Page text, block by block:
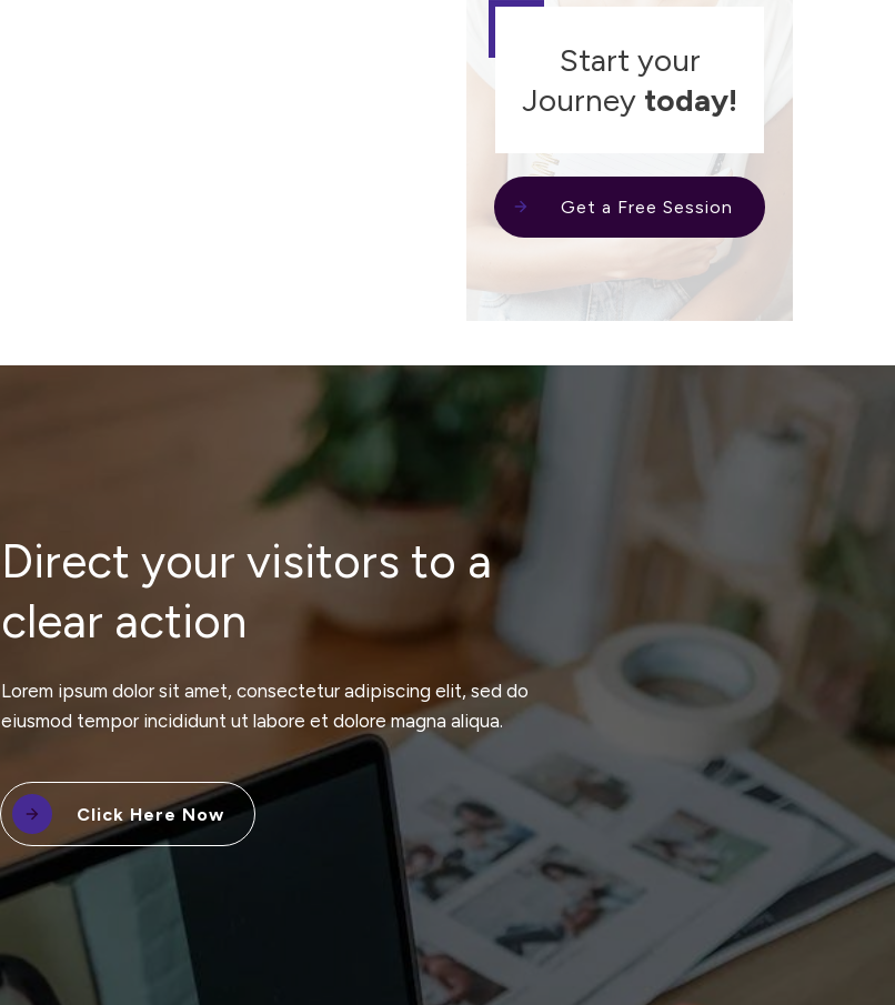
Start your
Journey today!
Get a Free Session
Direct your visitors to a
clear action
Lorem ipsum dolor sit amet, consectetur adipiscing elit, sed do
eiusmod tempor incididunt ut labore et dolore magna aliqua.
Click Here Now